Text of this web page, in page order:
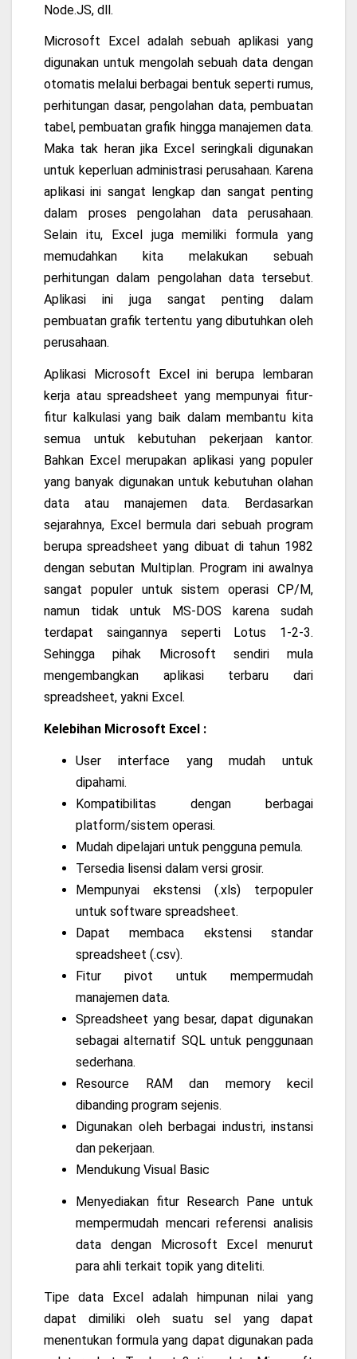
Node.JS, dll.
Microsoft Excel adalah sebuah aplikasi yang
digunakan untuk mengolah sebuah data dengan
otomatis melalui berbagai bentuk seperti rumus,
perhitungan dasar, pengolahan data, pembuatan
tabel, pembuatan grafik hingga manajemen data.
Maka tak heran jika Excel seringkali digunakan
untuk keperluan administrasi perusahaan. Karena
aplikasi ini sangat lengkap dan sangat penting
dalam proses pengolahan data perusahaan.
Selain itu, Excel juga memiliki formula yang
memudahkan kita melakukan sebuah
perhitungan dalam pengolahan data tersebut.
Aplikasi ini juga sangat penting dalam
pembuatan grafik tertentu yang dibutuhkan oleh
perusahaan.
Aplikasi Microsoft Excel ini berupa lembaran
kerja atau spreadsheet yang mempunyai fitur-
fitur kalkulasi yang baik dalam membantu kita
semua untuk kebutuhan pekerjaan kantor.
Bahkan Excel merupakan aplikasi yang populer
yang banyak digunakan untuk kebutuhan olahan
data atau manajemen data. Berdasarkan
sejarahnya, Excel bermula dari sebuah program
berupa spreadsheet yang dibuat di tahun 1982
dengan sebutan Multiplan. Program ini awalnya
sangat populer untuk sistem operasi CP/M,
namun tidak untuk MS-DOS karena sudah
terdapat saingannya seperti Lotus 1-2-3.
Sehingga pihak Microsoft sendiri mula
mengembangkan aplikasi terbaru dari
spreadsheet, yakni Excel.
Kelebihan Microsoft Excel :
User interface yang mudah untuk
dipahami.
Kompatibilitas dengan berbagai
platform/sistem operasi.
Mudah dipelajari untuk pengguna pemula.
Tersedia lisensi dalam versi grosir.
Mempunyai ekstensi (.xls) terpopuler
untuk software spreadsheet.
Dapat membaca ekstensi standar
spreadsheet (.csv).
Fitur pivot untuk mempermudah
manajemen data.
Spreadsheet yang besar, dapat digunakan
sebagai alternatif SQL untuk penggunaan
sederhana.
Resource RAM dan memory kecil
dibanding program sejenis.
Digunakan oleh berbagai industri, instansi
dan pekerjaan.
Mendukung Visual Basic
Menyediakan fitur Research Pane untuk
mempermudah mencari referensi analisis
data dengan Microsoft Excel menurut
para ahli terkait topik yang diteliti.
Tipe data Excel adalah himpunan nilai yang
dapat dimiliki oleh suatu sel yang dapat
menentukan formula yang dapat digunakan pada